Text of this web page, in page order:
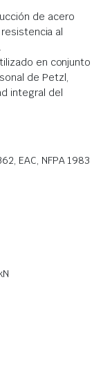
de acero
al
en conjunto
de Petzl,
integral del
EAC, NFPA 1983